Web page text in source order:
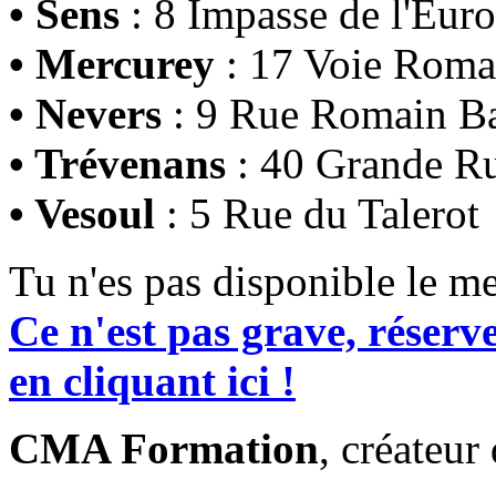
• Sens : 8 Impasse de
• Mercurey : 17 Voie
• Nevers : 9 Rue Romain
• Trévenans : 40 Grande
• Vesoul : 5 Rue du Talerot
Tu n'es pas disponible le
Ce n'est pas grave,
en cliquant ici !
CMA Formation, créateur